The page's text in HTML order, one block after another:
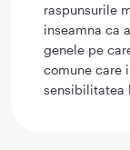
raspunsurile
inseamna ca
genele pe
comune care
sensibilitatea